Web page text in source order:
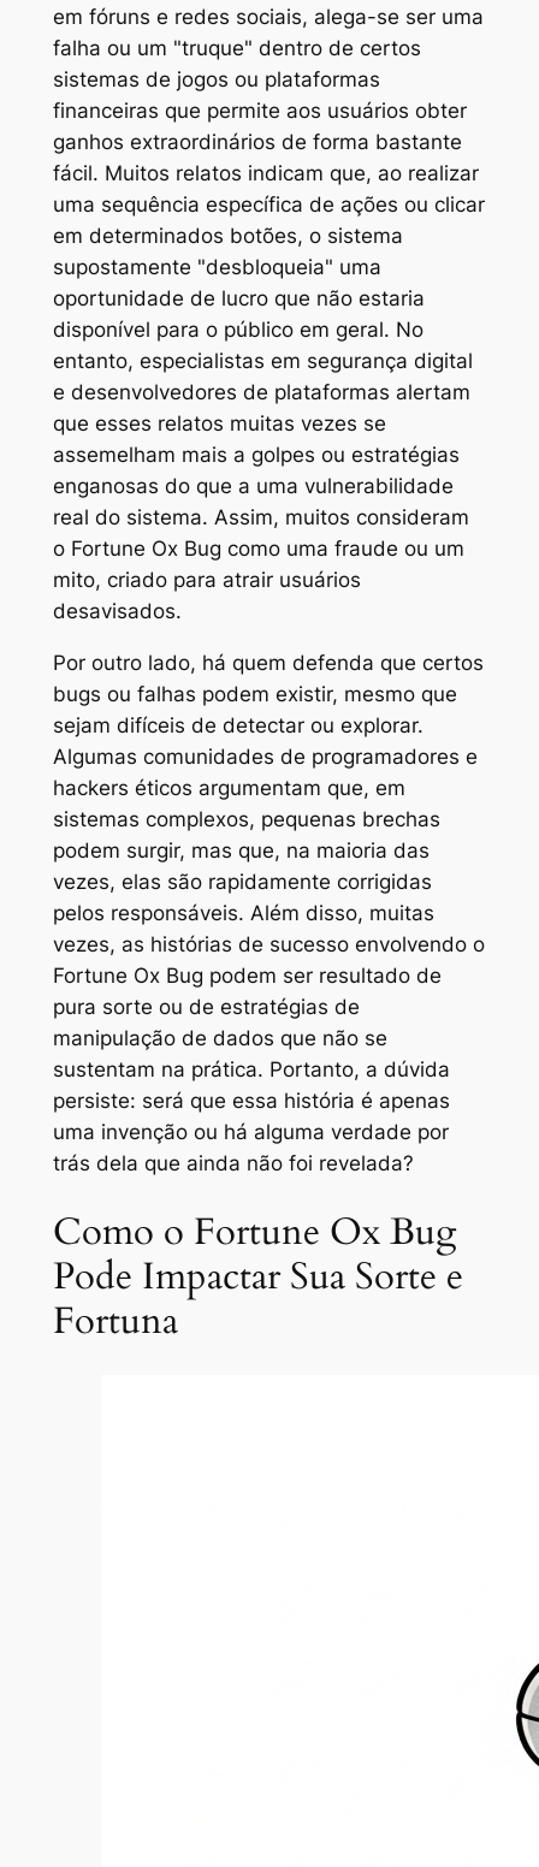
em fóruns e redes sociais, alega-se ser uma
falha ou um "truque" dentro de certos
sistemas de jogos ou plataformas
financeiras que permite aos usuários obter
ganhos extraordinários de forma bastante
fácil. Muitos relatos indicam que, ao realizar
uma sequência específica de ações ou clicar
em determinados botões, o sistema
supostamente "desbloqueia" uma
oportunidade de lucro que não estaria
disponível para o público em geral. No
entanto, especialistas em segurança digital
e desenvolvedores de plataformas alertam
que esses relatos muitas vezes se
assemelham mais a golpes ou estratégias
enganosas do que a uma vulnerabilidade
real do sistema. Assim, muitos consideram
o Fortune Ox Bug como uma fraude ou um
mito, criado para atrair usuários
desavisados.
Por outro lado, há quem defenda que certos
bugs ou falhas podem existir, mesmo que
sejam difíceis de detectar ou explorar.
Algumas comunidades de programadores e
hackers éticos argumentam que, em
sistemas complexos, pequenas brechas
podem surgir, mas que, na maioria das
vezes, elas são rapidamente corrigidas
pelos responsáveis. Além disso, muitas
vezes, as histórias de sucesso envolvendo o
Fortune Ox Bug podem ser resultado de
pura sorte ou de estratégias de
manipulação de dados que não se
sustentam na prática. Portanto, a dúvida
persiste: será que essa história é apenas
uma invenção ou há alguma verdade por
trás dela que ainda não foi revelada?
Como o Fortune Ox Bug
Pode Impactar Sua Sorte e
Fortuna